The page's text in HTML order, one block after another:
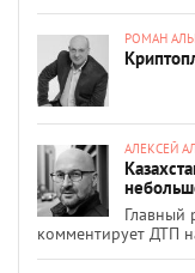
РОМАН
АЛЕКСЕЙ
Главный
комментирует ДТП